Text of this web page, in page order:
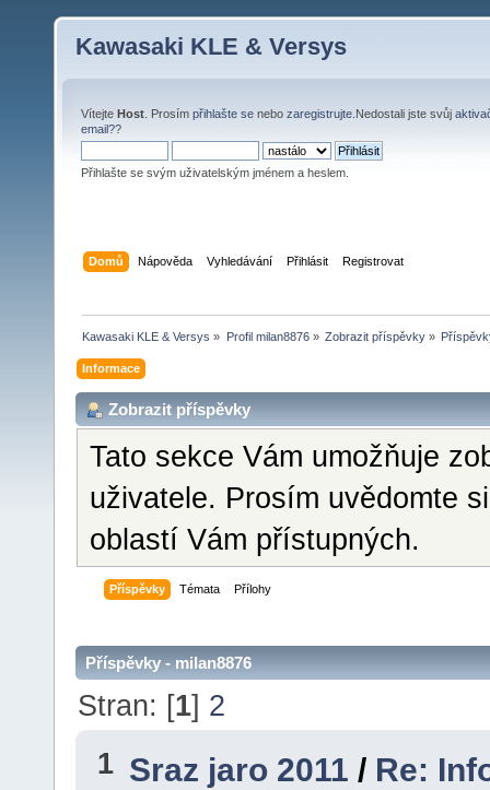
Kawasaki KLE & Versys
Vítejte Host . Prosím přihlašte se nebo zaregistrujte .Nedostali jste svůj
email??
Přihlašte se svým uživatelským jménem a heslem.
Domů Nápověda Vyhledávání Přihlásit Registrovat
Kawasaki KLE & Versys » Profil milan8876» Zobrazit příspěvky»
Informace
Zobrazit příspěvky
Tato sekce Vám umožňuje
uživatele. Prosím uvědomte
oblastí Vám přístupných.
Příspěvky Témata Přílohy
Příspěvky - milan8876
Stran: [1] 2
1 Sraz jaro 2011 / Re: